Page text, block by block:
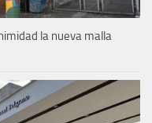
la nueva malla